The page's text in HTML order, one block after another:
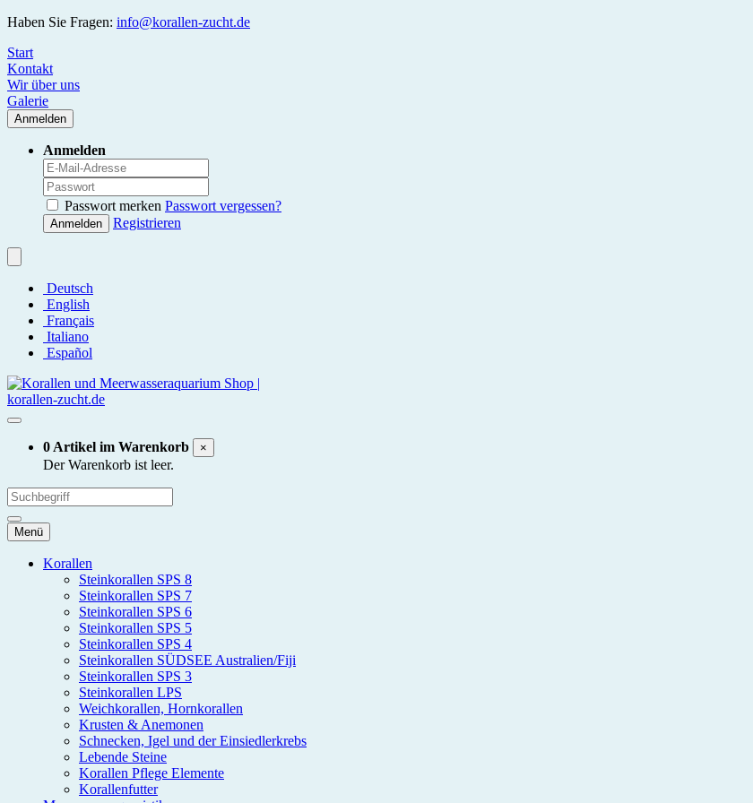
Haben Sie Fragen: info@korallen-zucht.de
Start
Kontakt
Wir über uns
Galerie
Anmelden
Anmelden
Passwort merken Passwort vergessen?
Anmelden Registrieren
Deutsch
English
Français
Italiano
Español
0 Artikel im Warenkorb ×
Der Warenkorb ist leer.
Menü
Korallen
Steinkorallen SPS 8
Steinkorallen SPS 7
Steinkorallen SPS 6
Steinkorallen SPS 5
Steinkorallen SPS 4
Steinkorallen SÜDSEE Australien/Fiji
Steinkorallen SPS 3
Steinkorallen LPS
Weichkorallen, Hornkorallen
Krusten & Anemonen
Schnecken, Igel und der Einsiedlerkrebs
Lebende Steine
Korallen Pflege Elemente
Korallenfutter